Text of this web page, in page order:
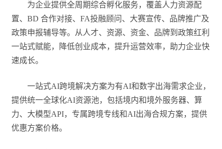
为企业提供全周期综合孵化服务，覆盖人力资源配
置、BD 合作对接、FA投融顾问、大赛宣传、品牌推广及
政策申报辅导等。从人才、资源、资金、品牌到政策红利
一站式赋能，降低创业成本，提升运营效率，助力企业快
速成长。
一站式AI跨境解决方案为有AI和数字出海需求企业，
提供统一全球化AI资源池，包括境内和境外服务器、算
力、大模型API，专属跨境专线和AI出海合规方案，提供
优惠方案价格。